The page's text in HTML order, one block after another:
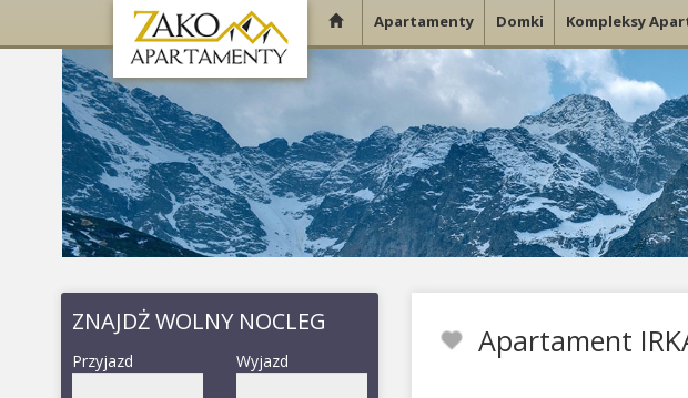
Apartamenty Domki Kompleksy
ZNAJDŻ WOLNY NOCLEG
Przyjazd Wyjazd
Apartament